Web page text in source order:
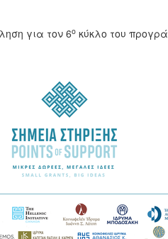
για τον 6ο κύκλο του